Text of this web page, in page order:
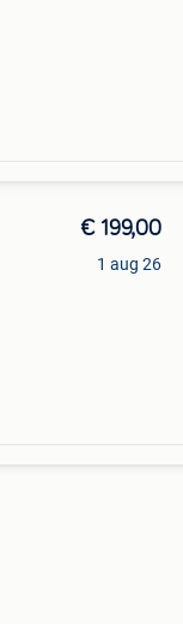
€ 199,00
1 aug 26